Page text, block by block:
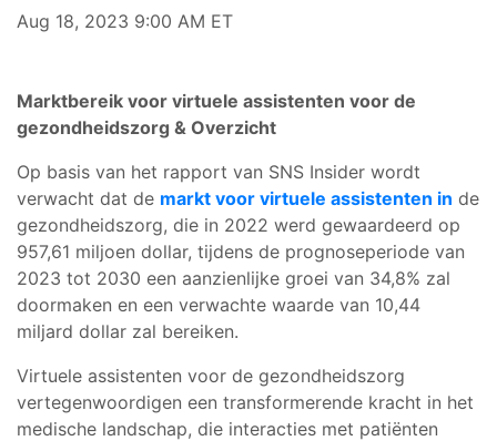
Aug 18, 2023 9:00 AM ET
Marktbereik voor virtuele assistenten voor de
gezondheidszorg & Overzicht
Op basis van het rapport van SNS Insider wordt
verwacht dat de markt voor virtuele assistenten in de
gezondheidszorg, die in 2022 werd gewaardeerd op
957,61 miljoen dollar, tijdens de prognoseperiode van
2023 tot 2030 een aanzienlijke groei van 34,8% zal
doormaken en een verwachte waarde van 10,44
miljard dollar zal bereiken.
Virtuele assistenten voor de gezondheidszorg
vertegenwoordigen een transformerende kracht in het
medische landschap, die interacties met patiënten